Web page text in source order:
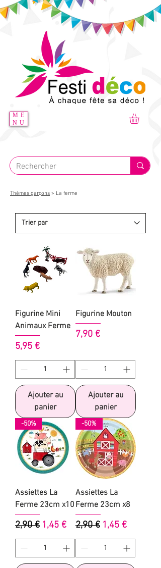
ME
NU
Thèmes garçons > La ferme
Figurine Mini
Animaux Ferme
Prix
5,95 €
Ajouter au
panier
Figurine Mouton
Prix
7,90 €
Ajouter au
panier
-50%
Assiettes La
Ferme 23cm x10
Prix original
2,90 € Prix promotionnel
1,45 €
-50%
Assiettes La
Ferme 23cm x8
Prix original
2,90 € Prix
1,45 €